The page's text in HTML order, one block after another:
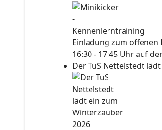
Einladung zum
16:30 - 17:45 Uhr auf
Der TuS Nettelstedt